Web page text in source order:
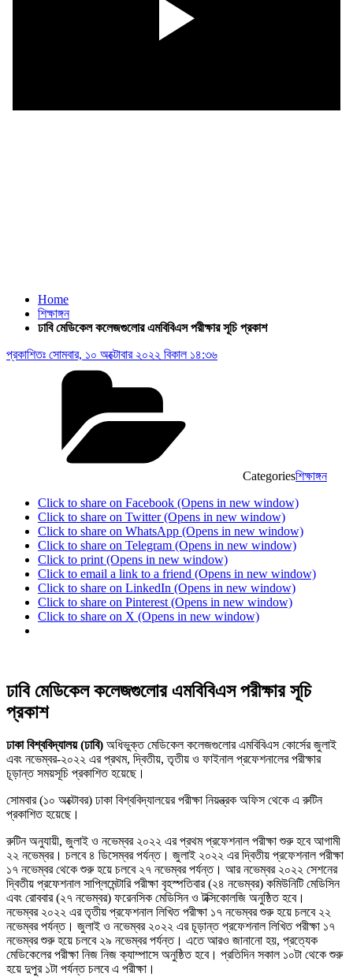
Home
শিক্ষাঙ্গন
ঢাবি মেডিকেল কলেজগুলোর এমবিবিএস পরীক্ষার সূচি প্রকাশ
প্রকাশিতঃ সোমবার, ১০ অক্টোবার ২০২২ বিকাল ১৪:৩৬
Categoriesশিক্ষাঙ্গন
Click to share on Facebook (Opens in new window)
Click to share on Twitter (Opens in new window)
Click to share on WhatsApp (Opens in new window)
Click to share on Telegram (Opens in new window)
Click to print (Opens in new window)
Click to email a link to a friend (Opens in new window)
Click to share on LinkedIn (Opens in new window)
Click to share on Pinterest (Opens in new window)
Click to share on X (Opens in new window)
ঢাবি মেডিকেল কলেজগুলোর এমবিবিএস পরীক্ষার সূচি
প্রকাশ
ঢাকা বিশ্ববিদ্যালয় (ঢাবি) অধিভুক্ত মেডিকেল কলেজগুলোর এমবিবিএস কোর্সের জুলাই
এবং নভেম্বর-২০২২ এর প্রথম, দ্বিতীয়, তৃতীয় ও ফাইনাল প্রফেশনালের পরীক্ষার
চূড়ান্ত সময়সূচি প্রকাশিত হয়েছে।
সোমবার (১০ অক্টোবর) ঢাকা বিশ্ববিদ্যালয়ের পরীক্ষা নিয়ন্ত্রক অফিস থেকে এ রুটিন
প্রকাশিত হয়েছে।
রুটিন অনুযায়ী, জুলাই ও নভেম্বর ২০২২ এর প্রথম প্রফেশনাল পরীক্ষা শুরু হবে আগামী
২২ নভেম্বর। চলবে ৪ ডিসেম্বর পর্যন্ত। জুলাই ২০২২ এর দ্বিতীয় প্রফেশনাল পরীক্ষা
১৭ নভেম্বর থেকে শুরু হয়ে চলবে ২৭ নভেম্বর পর্যন্ত। আর নভেম্বর ২০২২ সেশনের
দ্বিতীয় প্রফেশনাল সাপ্লিমেন্টারি পরীক্ষা বৃহস্পতিবার (২৪ নভেম্বর) কমিউনিটি মেডিসিন
এবং রোববার (২৭ নভেম্বর) ফরেনসিক মেডিসিন ও টক্সিকোলজি অনুষ্ঠিত হবে।
নভেম্বর ২০২২ এর তৃতীয় প্রফেশনাল লিখিত পরীক্ষা ১৭ নভেম্বর শুরু হয়ে চলবে ২২
নভেম্বর পর্যন্ত। জুলাই ও নভেম্বর ২০২২ এর চূড়ান্ত প্রফেশনাল লিখিত পরীক্ষা ১৭
নভেম্বর শুরু হয়ে চলবে ২৯ নভেম্বর পর্যন্ত। এতে আরও জানানো হয়, প্রত্যেক
মেডিকেলের পরীক্ষা নিজ নিজ ক্যাম্পাসে অনুষ্ঠিত হবে। প্রতিদিন সকাল ১০টা থেকে শুরু
হয়ে দুপুর ১টা পর্যন্ত চলবে এ পরীক্ষা।